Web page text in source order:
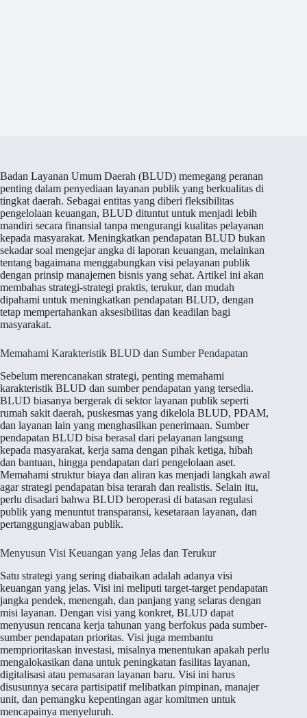
Badan Layanan Umum Daerah (BLUD) memegang peranan
penting dalam penyediaan layanan publik yang berkualitas di
tingkat daerah. Sebagai entitas yang diberi fleksibilitas
pengelolaan keuangan, BLUD dituntut untuk menjadi lebih
mandiri secara finansial tanpa mengurangi kualitas pelayanan
kepada masyarakat. Meningkatkan pendapatan BLUD bukan
sekadar soal mengejar angka di laporan keuangan, melainkan
tentang bagaimana menggabungkan visi pelayanan publik
dengan prinsip manajemen bisnis yang sehat. Artikel ini akan
membahas strategi-strategi praktis, terukur, dan mudah
dipahami untuk meningkatkan pendapatan BLUD, dengan
tetap mempertahankan aksesibilitas dan keadilan bagi
masyarakat.
Memahami Karakteristik BLUD dan Sumber Pendapatan
Sebelum merencanakan strategi, penting memahami
karakteristik BLUD dan sumber pendapatan yang tersedia.
BLUD biasanya bergerak di sektor layanan publik seperti
rumah sakit daerah, puskesmas yang dikelola BLUD, PDAM,
dan layanan lain yang menghasilkan penerimaan. Sumber
pendapatan BLUD bisa berasal dari pelayanan langsung
kepada masyarakat, kerja sama dengan pihak ketiga, hibah
dan bantuan, hingga pendapatan dari pengelolaan aset.
Memahami struktur biaya dan aliran kas menjadi langkah awal
agar strategi pendapatan bisa terarah dan realistis. Selain itu,
perlu disadari bahwa BLUD beroperasi di batasan regulasi
publik yang menuntut transparansi, kesetaraan layanan, dan
pertanggungjawaban publik.
Menyusun Visi Keuangan yang Jelas dan Terukur
Satu strategi yang sering diabaikan adalah adanya visi
keuangan yang jelas. Visi ini meliputi target-target pendapatan
jangka pendek, menengah, dan panjang yang selaras dengan
misi layanan. Dengan visi yang konkret, BLUD dapat
menyusun rencana kerja tahunan yang berfokus pada sumber-
sumber pendapatan prioritas. Visi juga membantu
memprioritaskan investasi, misalnya menentukan apakah perlu
mengalokasikan dana untuk peningkatan fasilitas layanan,
digitalisasi atau pemasaran layanan baru. Visi ini harus
disusunnya secara partisipatif melibatkan pimpinan, manajer
unit, dan pemangku kepentingan agar komitmen untuk
mencapainya menyeluruh.